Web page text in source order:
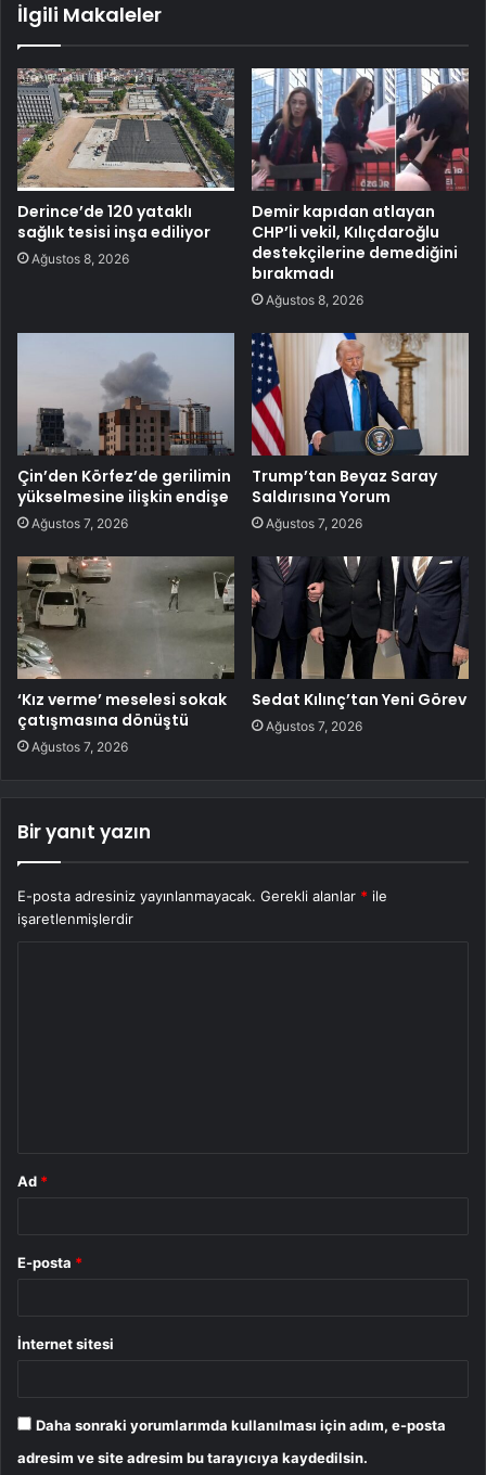
İlgili Makaleler
Derince’de 120 yataklı
sağlık tesisi inşa ediliyor
Ağustos 8, 2026
Demir kapıdan atlayan
CHP’li vekil, Kılıçdaroğlu
destekçilerine demediğini
bırakmadı
Ağustos 8, 2026
Çin’den Körfez’de gerilimin
yükselmesine ilişkin endişe
Ağustos 7, 2026
Trump’tan Beyaz Saray
Saldırısına Yorum
Ağustos 7, 2026
‘Kız verme’ meselesi sokak
çatışmasına dönüştü
Ağustos 7, 2026
Sedat Kılınç’tan Yeni Görev
Ağustos 7, 2026
Bir yanıt yazın
E-posta adresiniz yayınlanmayacak. Gerekli alanlar * ile
işaretlenmişlerdir
Ad *
E-posta *
İnternet sitesi
Daha sonraki yorumlarımda kullanılması için adım, e-posta
adresim ve site adresim bu tarayıcıya kaydedilsin.